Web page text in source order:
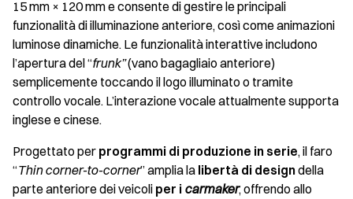
15 mm × 120 mm e consente di gestire le principali
funzionalità di illuminazione anteriore, così come animazioni
luminose dinamiche. Le funzionalità interattive includono
l’apertura del “frunk”(vano bagagliaio anteriore)
semplicemente toccando il logo illuminato o tramite
controllo vocale. L’interazione vocale attualmente supporta
inglese e cinese.
Progettato per programmi di produzione in serie, il faro
“Thin corner-to-corner” amplia la libertà di designdella
parte anteriore dei veicoli per i carmaker, offrendo allo